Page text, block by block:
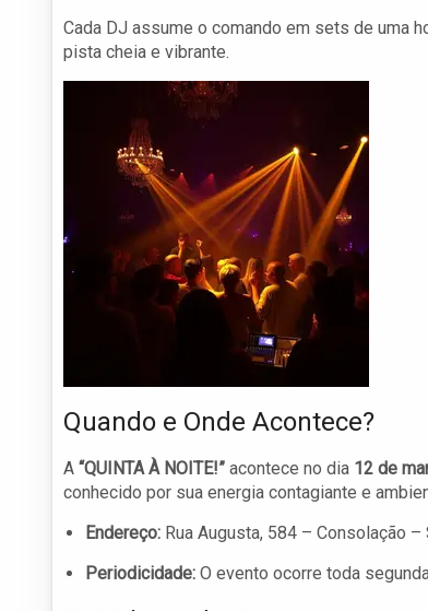
Cada DJ assume o comando em sets de uma
pista cheia e vibrante.
Quando e Onde Acontece?
A “QUINTA À NOITE!” acontece no dia 12 de
conhecido por sua energia contagiante e
Endereço: Rua Augusta, 584 – Consolação
Periodicidade: O evento ocorre toda